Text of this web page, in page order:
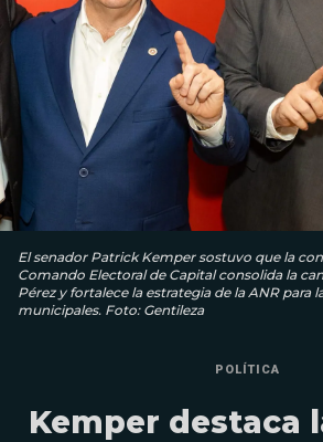
El senador Patrick Kemper sostuvo que la
Comando Electoral de Capital consolida la
Pérez y fortalece la estrategia de la ANR para
municipales. Foto: Gentileza
POLÍTICA
Kemper destaca